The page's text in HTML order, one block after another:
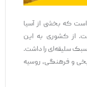
که بخشی از آسیا
از کشوری به این
سلیقه‌ای را داشت.
و فرهنگی، روسیه